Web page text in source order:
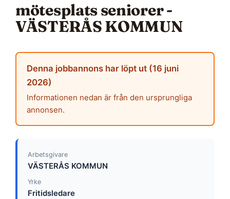
mötesplats seniorer -
VÄSTERÅS KOMMUN
Denna jobbannons har löpt ut (16 juni
2026)
Informationen nedan är från den ursprungliga
annonsen.
Arbetsgivare
VÄSTERÅS KOMMUN
Yrke
Fritidsledare